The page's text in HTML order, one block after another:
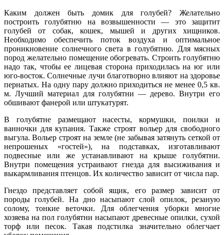
Каким должен быть домик для голубей? Желательно
построить голубятню на возвышенности — это защитит
голубей от собак, кошек, мышей и других хищников.
Необходимо обеспечить поток воздуха и оптимальное
проникновение солнечного света в голубятню. Для мясных
пород желательно помещение обогревать. Строить голубятню
надо так, чтобы ее лицевая сторона приходилась на юг или
юго-восток. Солнечные лучи благотворно влияют на здоровье
пернатых. На одну пару должно приходиться не менее 0,5 кв.
м. Лучший материал для голубятни — дерево. Внутри его
обшивают фанерой или штукатурят.
В голубятне размещают насесты, кормушки, поилки и
ванночки для купания. Также строят вольер для свободного
выгула. Вольер строят на земле (не забывая затянуть сеткой от
непрошеных «гостей»), на подставках, изготавливают
подвесные или же устанавливают на крыше голубятни.
Внутри помещения устраивают гнезда для высиживания и
выкармливания птенцов. Их количество зависит от числа пар.
Гнездо представляет собой ящик, его размер зависит от
породы голубей. На дно насыпают слой опилок, резаную
солому, тонкие веточки. Для облегчения уборки многие
хозяева на пол голубятни насыпают древесные опилки, сухой
торф или песок. Такая подстилка значительно облегчает